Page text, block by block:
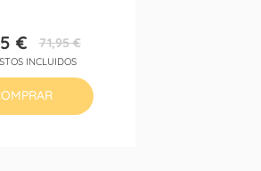
Precio
€Precio
base
71,95 €
INCLUIDOS